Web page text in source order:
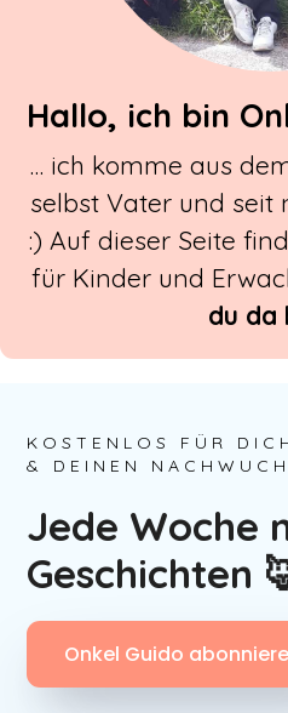
Hallo, ich bin
… ich komme aus
selbst Vater und seit
:) Auf dieser Seite
für Kinder und
du da
KOSTENLOS FÜR
& DEINEN
Jede Woche
Geschichten
Onkel Guido